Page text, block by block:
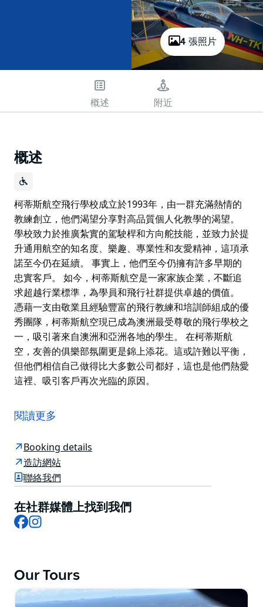
4 張照片
概述 附近
概述
柯蒂斯航空飛行學校成立於1993年，由一群充滿熱情的
教練創立，他們渴望分享對高品質個人化教學的渴望。
學校致力於推廣紮實的駕駛桿和方向舵技能，並致力於提
升通用航空的知名度、樂趣、專業性和友愛精神，這項承
諾至今仍在延續。 事實上，他們至今仍擁有許多早期的
忠實客戶。 如今，柯蒂斯航空是一家家族企業，不斷追
求超越行業標準，為學員和飛行社群提供卓越的價值。
憑藉一支由敬業且經驗豐富的飛行教練和培訓師組成的優
秀團隊，柯蒂斯航空現已成為澳洲最受尊敬的飛行學校之
一，吸引著來自澳洲和亞洲各地的學生。 在柯蒂斯航
空，友善的俱樂部氛圍更是錦上添花。這或許難以平衡，
但他們相信自己做得比大多數公司都好，這也是他們熱愛
這裡、吸引客戶再次光臨的原因。
教練創立，他們渴望分享對高品質個人化教學的渴望。
升通用航空的知名度、樂趣、專業性和友愛精神，這項承
諾至今仍在延續。
事實上，他們至今仍擁有許多早期的忠實客戶。
如今，柯蒂斯航空是一家家族企業，不斷追求超越行業標
準，為學員和飛行社群提供卓越的價值。
在柯蒂斯航空，友善的俱樂部氛圍更是錦上添花。這或許
難以平衡，但他們相信自己做得比大多數公司都好，這也
閱讀更多
Booking details
造訪網站
聯絡我們
在社群媒體上找到我們
Facebook
Our Tours